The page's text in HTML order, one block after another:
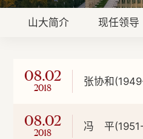
山大简介 现任领导
08.02
2018
张协和
08.02
2018
冯 平